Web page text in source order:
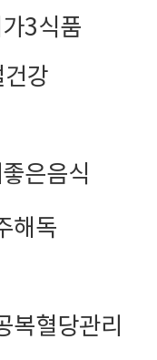
3식품
강
은음식
해독
복혈당관리